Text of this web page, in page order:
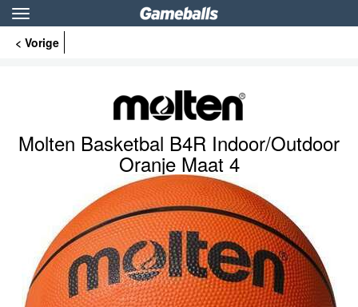
Toggle
navigation
< Vorige
Molten Basketbal B4R Indoor/Outdoor
Oranje Maat 4